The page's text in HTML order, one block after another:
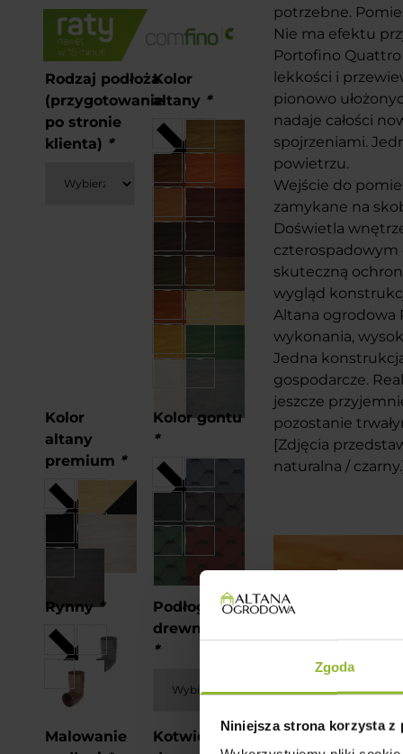
Zgoda
Niniejsza strona korzysta z
potrzebne.
Nie ma efektu
Portofino Quattro
lekkości i
pionowo
nadaje całości
spojrzeniami.
powietrzu.
Wejście do
zamykane na
Doświetla
skuteczną
wygląd
Altana ogrodowa
wykonania,
Jedna
gospodarcze.
jeszcze
pozostanie
[Zdjęcia
naturalna /
Rodzaj podłoża
(przygotowanie
po stronie
klienta) *
Kolor
altany *
Kolor
altany
premium *
Kolor gontu
*
Rynny*
Podłoga
drewniana
*
Malowanie
Kotwiczenie